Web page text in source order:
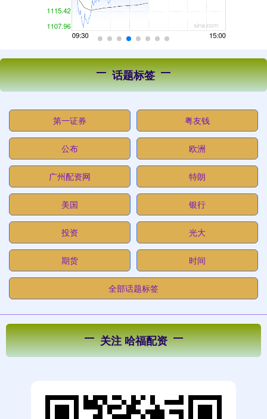
话题标签
第一证券 粤友钱
公布 欧洲
广州配资网 特朗
美国 银行
投资 光大
期货 时间
全部话题标签
关注 哈福配资